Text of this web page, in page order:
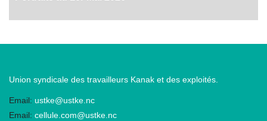
Union syndicale des travailleurs Kanak et des exploités.
Email: ustke@ustke.nc
Email: cellule.com@ustke.nc